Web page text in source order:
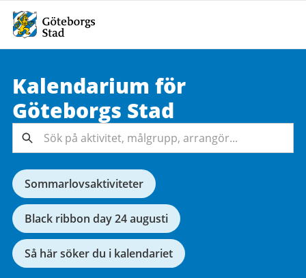
Kalendarium för
Göteborgs Stad
Sök på
aktivitet,
målgrupp,
arrangör...
Sök
Sommarlovsaktiviteter
Black ribbon day 24 augusti
Så här söker du i kalendariet